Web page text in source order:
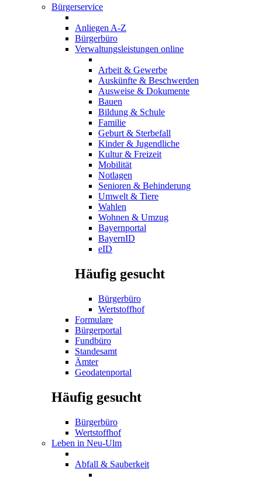
Bürgerservice
Anliegen A-Z
Bürgerbüro
Verwaltungsleistungen online
Arbeit & Gewerbe
Auskünfte & Beschwerden
Ausweise & Dokumente
Bauen
Bildung & Schule
Familie
Geburt & Sterbefall
Kinder & Jugendliche
Kultur & Freizeit
Mobilität
Notlagen
Senioren & Behinderung
Umwelt & Tiere
Wahlen
Wohnen & Umzug
Bayernportal
BayernID
eID
Häufig gesucht
Bürgerbüro
Wertstoffhof
Formulare
Bürgerportal
Fundbüro
Standesamt
Ämter
Geodatenportal
Häufig gesucht
Bürgerbüro
Wertstoffhof
Leben in Neu-Ulm
Abfall & Sauberkeit